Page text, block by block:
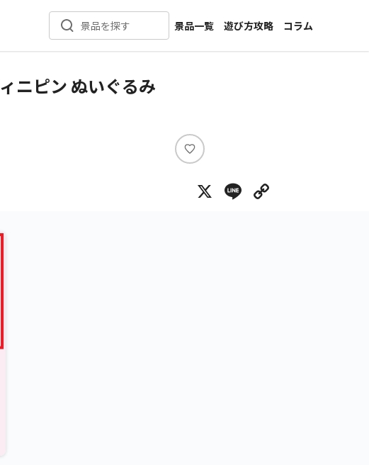
景品を探す
景品一覧
新着景品
遊び方攻略
コラム
インタビュー
ニピン ぬいぐるみ
い
ね
X Line